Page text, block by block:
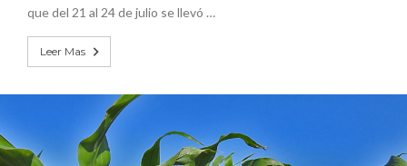
que del 21 al 24 de julio se llevó …
Leer Mas